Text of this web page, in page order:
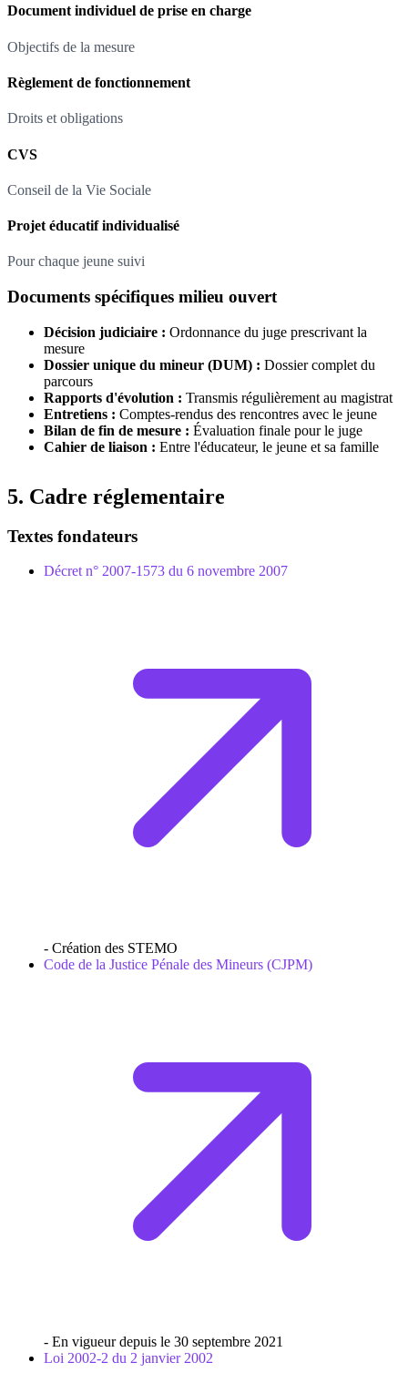
Document individuel de prise en charge
Objectifs de la mesure
Règlement de fonctionnement
Droits et obligations
CVS
Conseil de la Vie Sociale
Projet éducatif individualisé
Pour chaque jeune suivi
Documents spécifiques milieu ouvert
Décision judiciaire : Ordonnance du juge prescrivant la
mesure
Dossier unique du mineur (DUM) : Dossier complet du
parcours
Rapports d'évolution : Transmis régulièrement au magistrat
Entretiens : Comptes-rendus des rencontres avec le jeune
Bilan de fin de mesure : Évaluation finale pour le juge
Cahier de liaison : Entre l'éducateur, le jeune et sa famille
5. Cadre réglementaire
Textes fondateurs
Décret n° 2007-1573 du 6 novembre 2007
- Création des STEMO
Code de la Justice Pénale des Mineurs (CJPM)
- En vigueur depuis le 30 septembre 2021
Loi 2002-2 du 2 janvier 2002